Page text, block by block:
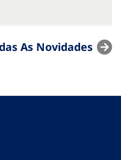
As Novidades